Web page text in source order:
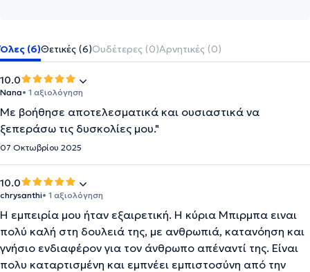
Όλες (6)Θετικές (6)Ουδέτερες (0)Αρνητικές (0)
10.0
Nana• 1 αξιολόγηση
Με βοήθησε αποτελεσματικά και ουσιαστικά να
ξεπεράσω τις δυσκολίες μου."
07 Οκτωβρίου 2025
10.0
chrysanthi• 1 αξιολόγηση
Η εμπειρία μου ήταν εξαιρετική. Η κύρια Μπιρμπα ειναι
πολύ καλή στη δουλειά της, με ανθρωπιά, κατανόηση και
γνήσιο ενδιαφέρον για τον άνθρωπο απέναντί της. Είναι
πολυ καταρτισμένη και εμπνέει εμπιστοσύνη από την